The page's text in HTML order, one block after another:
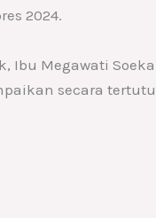
2024.
Ibu Megawati
secara